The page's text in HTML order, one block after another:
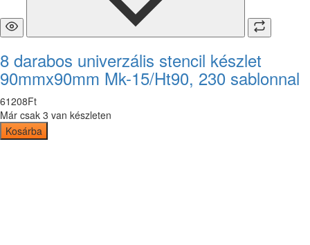
8 darabos univerzális stencil készlet
90mmx90mm Mk-15/Ht90, 230 sablonnal
61208Ft
Már csak 3 van készleten
Kosárba